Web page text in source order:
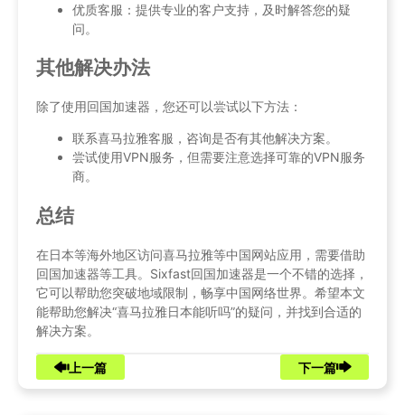
优质客服：提供专业的客户支持，及时解答您的疑
问。
其他解决办法
除了使用回国加速器，您还可以尝试以下方法：
联系喜马拉雅客服，咨询是否有其他解决方案。
尝试使用VPN服务，但需要注意选择可靠的VPN服务
商。
总结
在日本等海外地区访问喜马拉雅等中国网站应用，需要借助
回国加速器等工具。Sixfast回国加速器是一个不错的选择，
它可以帮助您突破地域限制，畅享中国网络世界。希望本文
能帮助您解决“喜马拉雅日本能听吗”的疑问，并找到合适的
解决方案。
上一篇 下一篇